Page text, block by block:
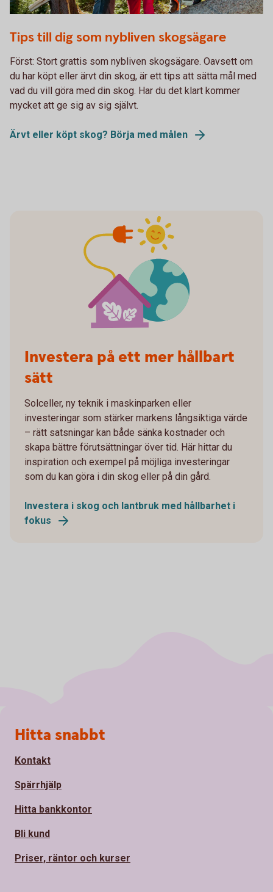
Tips till dig som nybliven skogsägare
Först: Stort grattis som nybliven skogsägare. Oavsett om
du har köpt eller ärvt din skog, är ett tips att sätta mål med
vad du vill göra med din skog. Har du det klart kommer
mycket att ge sig av sig självt.
Ärvt eller köpt skog? Börja med målen
Investera på ett mer hållbart
sätt
Solceller, ny teknik i maskinparken eller
investeringar som stärker markens långsiktiga värde
– rätt satsningar kan både sänka kostnader och
skapa bättre förutsättningar över tid. Här hittar du
inspiration och exempel på möjliga investeringar
som du kan göra i din skog eller på din gård.
Investera i skog och lantbruk med hållbarhet i
fokus
Sidfot
Hitta snabbt
Kontakt
Spärrhjälp
Hitta bankkontor
Bli kund
Priser, räntor och kurser